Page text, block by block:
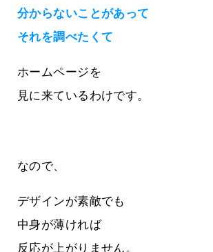
分からないことがあって
それを調べたくて
ホームページを
見に来ているわけです。
なので、
デザインが素敵でも
中身が薄ければ
反応が上がりません。